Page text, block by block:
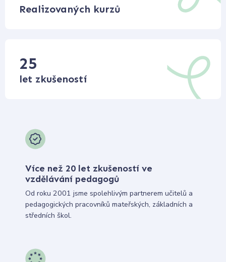
Realizovaných kurzů
25
let zkušeností
Více než 20 let zkušeností ve
vzdělávání pedagogů
Od roku 2001 jsme spolehlivým partnerem učitelů a
pedagogických pracovníků mateřských, základních a
středních škol.